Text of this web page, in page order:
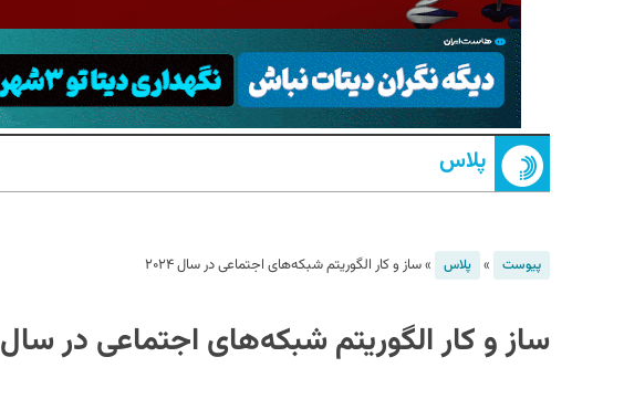
پلاس
پیوست » پلاس »ساز و کار الگوریتم شبکه‌های اجتماعی در سال ۲۰۲۴
ساز و کار الگوریتم شبکه‌های اجتماعی در سال ۲۰۲۴